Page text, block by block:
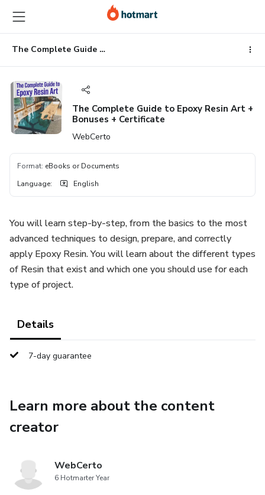
the
main
content
payment
footer
The Complete Guide to Epoxy Resin Art + Bonuses + Certificate
The Complete Guide to Epoxy Resin Art +
Bonuses + Certificate
WebCerto
Format: eBooks or Documents
Language: English
You will learn step-by-step, from the basics to the most
advanced techniques to design, prepare, and correctly
apply Epoxy Resin. You will learn about the different types
of Resin that exist and which one you should use for each
type of project.
Details
7-day guarantee
Learn more about the content
creator
WebCerto
6 Hotmarter Year